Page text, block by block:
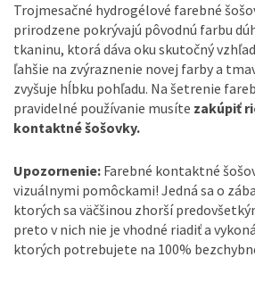
Trojmesačné hydrogélové farebné
prirodzene pokrývajú pôvodnú farbu
tkaninu, ktorá dáva oku skutočný
ľahšie na zvýraznenie novej farby a
zvyšuje hĺbku pohľadu. Na šetrenie
pravidelné používanie musíte zakúpiť
kontaktné šošovky.
Upozornenie: Farebné kontaktné
vizuálnymi pomôckami! Jedná sa o
ktorých sa väčšinou zhorší
preto v nich nie je vhodné riadiť a
ktorých potrebujete na 100%